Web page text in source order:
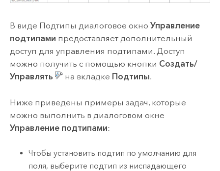
В виде Подтипы диалоговое окно Управление
подтипами предоставляет дополнительный
доступ для управления подтипами. Доступ
можно получить с помощью кнопки Создать/
Управлять
на вкладке Подтипы.
Ниже приведены примеры задач, которые
можно выполнить в диалоговом окне
Управление подтипами:
Чтобы установить подтип по умолчанию для
поля, выберите подтип из ниспадающего